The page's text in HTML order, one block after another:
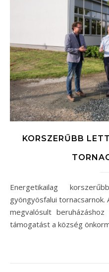
KORSZERŰBB
Energetikailag korszerűbb, komfortosabb lett a
gyöngyösfalui
megvalósult
támogatást a község